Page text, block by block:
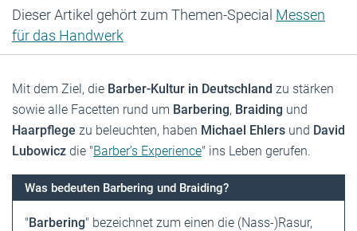
Dieser Artikel gehört zum Themen-Special Messen
für das Handwerk
Mit dem Ziel, die Barber-Kultur in Deutschland zu stärken
sowie alle Facetten rund um Barbering, Braiding und
Haarpflege zu beleuchten, haben Michael Ehlers und David
Lubowicz die "Barber’s Experience" ins Leben gerufen.
Was bedeuten Barbering und Braiding?
"Barbering" bezeichnet zum einen die (Nass-)Rasur,